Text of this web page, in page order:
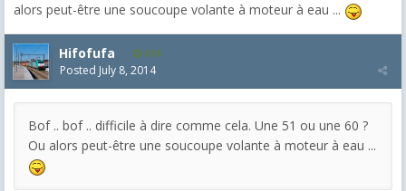
alors peut-être une soucoupe volante à moteur à eau ...
Hifofufa 674
Posted July 8, 2014
Bof .. bof .. difficile à dire comme cela. Une 51 ou une 60 ?
Ou alors peut-être une soucoupe volante à moteur à eau ...